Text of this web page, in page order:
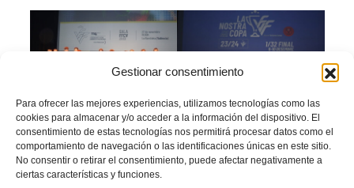
Gestionar consentimiento
Para ofrecer las mejores experiencias, utilizamos tecnologías como las
cookies para almacenar y/o acceder a la información del dispositivo. El
consentimiento de estas tecnologías nos permitirá procesar datos como el
comportamiento de navegación o las identificaciones únicas en este sitio.
No consentir o retirar el consentimiento, puede afectar negativamente a
ciertas características y funciones.
El CDFB L’Eliana fue uno de
Facebook
TwitterCompartir